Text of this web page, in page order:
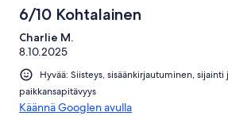
6/10 Kohtalainen
Charlie M.
8.10.2025
Hyvää: Siisteys, sisäänkirjautuminen, sijainti
paikkansapitävyys
Käännä Googlen avulla